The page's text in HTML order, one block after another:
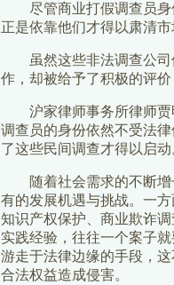
尽管商业打假调查员身
正是依靠他们才得以肃清市
虽然这些非法调查公司
作，却被给予了积极的评价
沪家律师事务所律师贾
调查员的身份依然不受法
了这些民间调查才得以启动
随着社会需求的不断增
有的发展机遇与挑战。一
知识产权保护、商业欺诈
实践经验，往往一个案子
游走于法律边缘的手段，
合法权益造成侵害。